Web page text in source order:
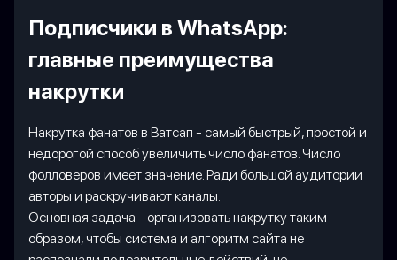
Подписчики в WhatsApp:
главные преимущества
накрутки
Накрутка фанатов в Ватсап - самый быстрый, простой и
недорогой способ увеличить число фанатов. Число
фолловеров имеет значение. Ради большой аудитории
авторы и раскручивают каналы.
Основная задача - организовать накрутку таким
образом, чтобы система и алгоритм сайта не